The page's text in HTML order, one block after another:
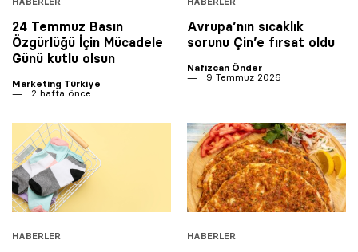
24 Temmuz Basın
Özgürlüğü İçin Mücadele
Günü kutlu olsun
Marketing Türkiye
2 hafta önce
Avrupa’nın sıcaklık
sorunu Çin’e fırsat oldu
Nafizcan Önder
9 Temmuz 2026
HABERLER HABERLER